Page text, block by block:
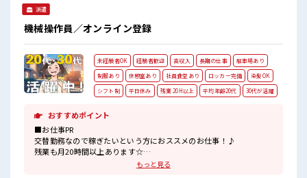
派遣
機械操作員／オンライン登録
未経験者OK 経験者歓迎 高収入 長期の仕事
駐車場あり
制服あり
休憩室あり 社員食堂あり ロッカー完備
染髪OK
シフト制
平日休み 残業 20H以上 平均年齢20代 30代が活躍
おすすめポイント
■お仕事PR
交替勤務なので稼ぎたいという方におススメのお仕事！♪
残業も月20時間以上あります☆
明るすぎたり奇抜すぎはNGですが、
もっと見る